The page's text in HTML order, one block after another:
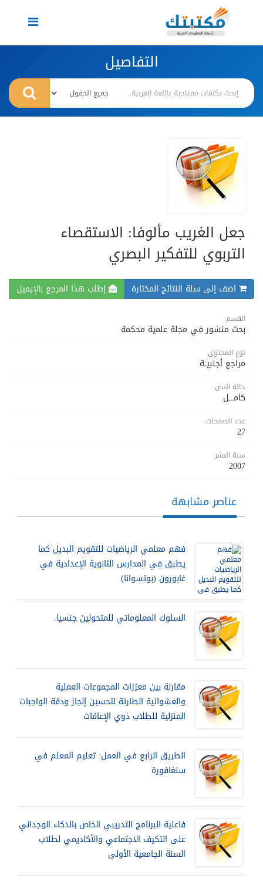
Toggle
navigation
التفاصيل
جعل الغريب مألوفا: الاستقصاء
التربوي للتفكير البصري
اضف إلى سلة النتائج المختارة إطلب هذا المرجع بالإيميل
القسم:
بحث منشور في مجلة علمية محكمة
نوع المحتوى:
مراجع أجنبيــة
حالة النص:
كامــــل
عدد الصفحات:
27
سنة النشر:
2007
عناصر مشابهة
فهم معلمي الرياضيات للتقويم البديل كما
يطبق في المدارس الثانوية الإعدادية في
غابورون (بوتسوانا)
السلوك المعلوماتي للمتحولين جنسيا.
مقارنة بين معززات المجموعات العملية
والعشوائية الطارئة لتحسين إنجاز ودقة الواجبات
المنزلية للطلاب ذوي الإعاقات
الطريق الرابع في العمل: تعليم المعلم في
سنغافورة
فاعلية البرنامج التدريبي الخاص بالذكاء الوجداني
على التكيف الاجتماعي والأكاديمي لطلاب
السنة الجامعية الأولى